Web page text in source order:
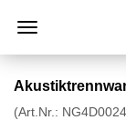
(Art.Nr.: